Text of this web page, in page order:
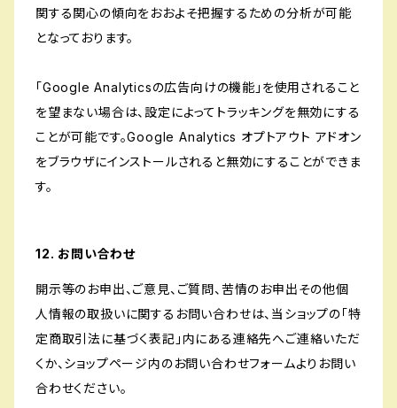
関する関心の傾向をおおよそ把握するための分析が可能
となっております。
「Google Analyticsの広告向けの機能」を使用されること
を望まない場合は、設定によってトラッキングを無効にする
ことが可能です。Google Analytics オプトアウト アドオン
をブラウザにインストールされると無効にすることができま
す。
12. お問い合わせ
開示等のお申出、ご意見、ご質問、苦情のお申出その他個
人情報の取扱いに関するお問い合わせは、当ショップの「特
定商取引法に基づく表記」内にある連絡先へご連絡いただ
くか、ショップページ内のお問い合わせフォームよりお問い
合わせください。